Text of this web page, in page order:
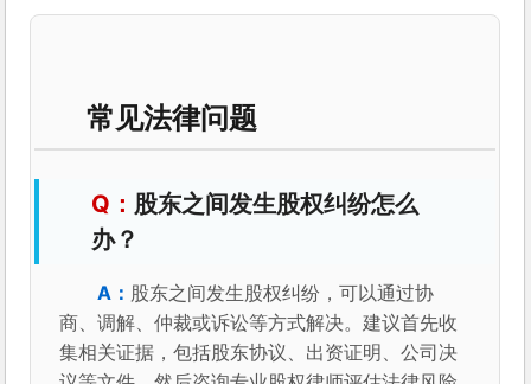
常见法律问题
股东之间发生股权纠纷怎么
办？
股东之间发生股权纠纷，可以通过协
商、调解、仲裁或诉讼等方式解决。建议首先收
集相关证据，包括股东协议、出资证明、公司决